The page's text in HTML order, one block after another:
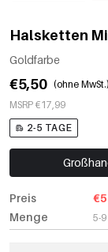
Halsketten
Goldfarbe
€5,50 (ohne MwSt.)
MSRP €17,99
2-5 TAGE
Preis
Menge
5-9